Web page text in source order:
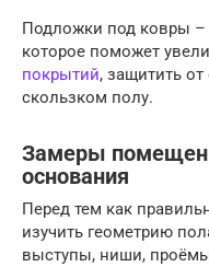
Подложки под ковры
которое поможет
покрытий, защитить
скользком полу.
Замеры
основания
Перед тем как
изучить геометрию
выступы, ниши,